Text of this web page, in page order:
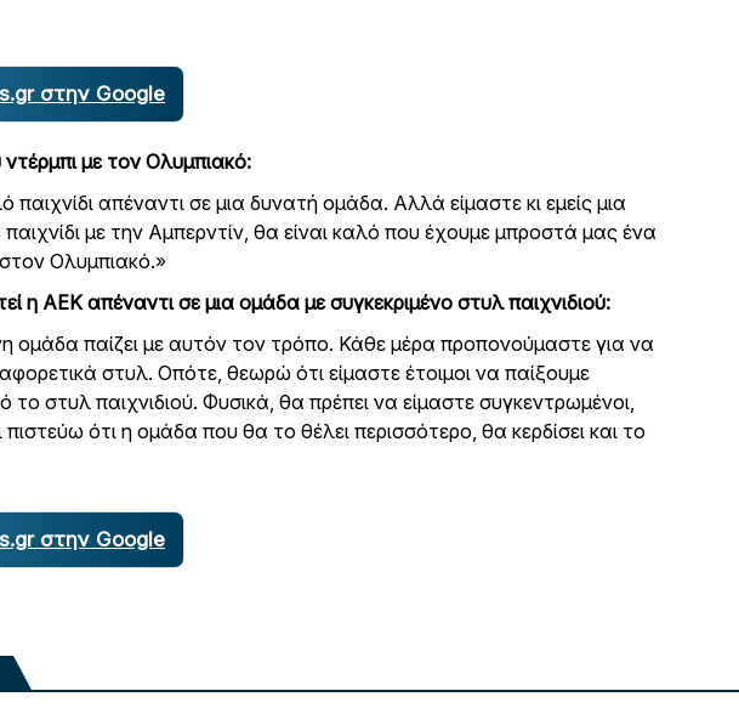
στην Google
ενόψει του μεγάλου ντέρμπι ανάμεσα στην
ντέρμπι με τον Ολυμπιακό:
παιχνίδι απέναντι σε μια δυνατή ομάδα. Αλλά είμαστε κι εμείς μια
με την Αμπερντίν, θα είναι καλό που έχουμε μπροστά μας ένα
Ολυμπιακό.»
η ΑΕΚ απέναντι σε μια ομάδα με συγκεκριμένο στυλ παιχνιδιού:
ομάδα παίζει με αυτόν τον τρόπο. Κάθε μέρα προπονούμαστε για να
στυλ. Οπότε, θεωρώ ότι είμαστε έτοιμοι να παίξουμε
στυλ παιχνιδιού. Φυσικά, θα πρέπει να είμαστε συγκεντρωμένοι,
ότι η ομάδα που θα το θέλει περισσότερο, θα κερδίσει και το
στην Google